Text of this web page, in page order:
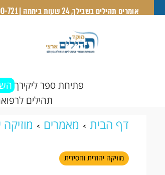
אומרים תהילים בשבילך, 24 שעות ביממה | 1-700-700-721
פתיחת ספר ליקירך
תהילים
דף הבית מאמרים
קדושה בימים הנוראים
מוזיקה יהודית וחסידית